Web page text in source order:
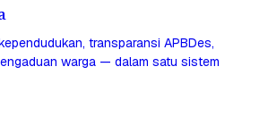
transparansi APBDes,
warga — dalam satu sistem